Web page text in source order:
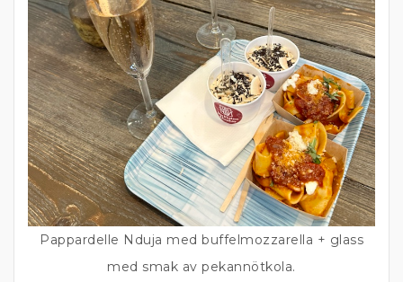
Pappardelle Nduja med buffelmozzarella + glass
med smak av pekannötkola.